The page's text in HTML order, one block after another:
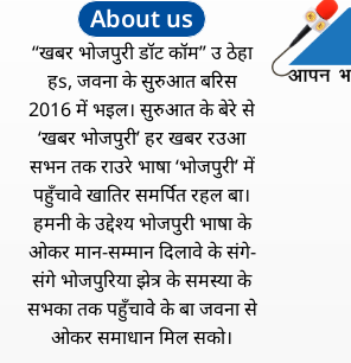
About us
“खबर भोजपुरी डॉट कॉम” उ ठेहा
हs, जवना के सुरुआत बरिस
2016 में भइल। सुरुआत के बेरे से
‘खबर भोजपुरी’ हर खबर रउआ
सभन तक राउरे भाषा ‘भोजपुरी’ में
पहुँचावे खातिर समर्पित रहल बा।
हमनी के उद्देश्य भोजपुरी भाषा के
ओकर मान-सम्मान दिलावे के संगे-
संगे भोजपुरिया झेत्र के समस्या के
सभका तक पहुँचावे के बा जवना से
ओकर समाधान मिल सको।